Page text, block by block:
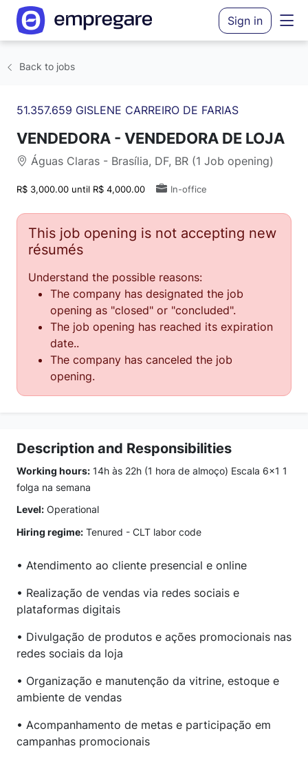
Sign in
Back to jobs
51.357.659 GISLENE CARREIRO DE FARIAS
VENDEDORA - VENDEDORA DE LOJA
Águas Claras - Brasília, DF, BR (1 Job opening)
R$ 3,000.00 until R$ 4,000.00 In-office
This job opening is not accepting new
résumés
Understand the possible reasons:
The company has designated the job
opening as "closed" or "concluded".
The job opening has reached its expiration
date..
The company has canceled the job
opening.
Description and Responsibilities
Working hours: 14h às 22h (1 hora de almoço) Escala 6x1 1
folga na semana
Level: Operational
Hiring regime: Tenured - CLT labor code
• Atendimento ao cliente presencial e online
• Realização de vendas via redes sociais e
plataformas digitais
• Divulgação de produtos e ações promocionais nas
redes sociais da loja
• Organização e manutenção da vitrine, estoque e
ambiente de vendas
• Acompanhamento de metas e participação em
campanhas promocionais